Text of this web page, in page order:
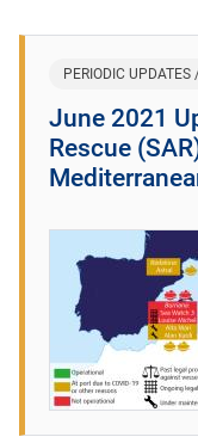
PERIODIC UPDATES
June 2021
Rescue